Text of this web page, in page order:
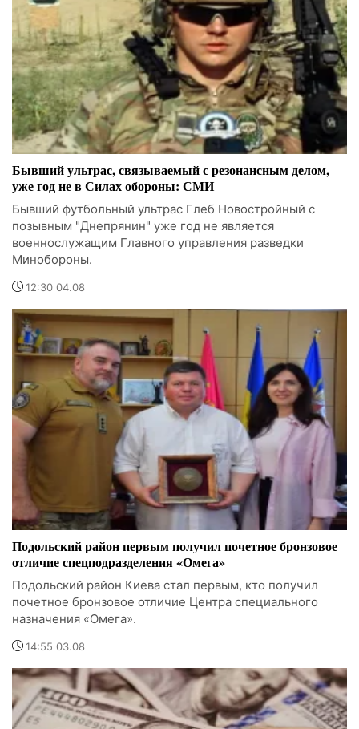
Бывший ультрас, связываемый с резонансным делом,
уже год не в Силах обороны: СМИ
Бывший футбольный ультрас Глеб Новостройный с
позывным "Днепрянин" уже год не является
военнослужащим Главного управления разведки
Минобороны.
12:30 04.08
Подольский район первым получил почетное бронзовое
отличие спецподразделения «Омега»
Подольский район Киева стал первым, кто получил
почетное бронзовое отличие Центра специального
назначения «Омега».
14:55 03.08